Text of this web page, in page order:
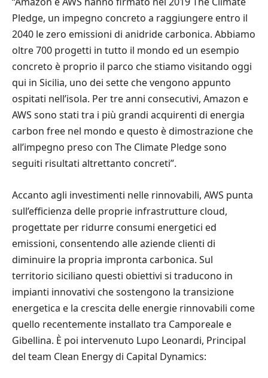
Pledge, un impegno concreto a raggiungere entro il
2040 le zero emissioni di anidride carbonica. Abbiamo
oltre 700 progetti in tutto il mondo ed un esempio
concreto è proprio il parco che stiamo visitando oggi
qui in Sicilia, uno dei sette che vengono appunto
ospitati nell’isola. Per tre anni consecutivi, Amazon e
AWS sono stati tra i più grandi acquirenti di energia
carbon free nel mondo e questo è dimostrazione che
all’impegno preso con The Climate Pledge sono
seguiti risultati altrettanto concreti”.
Accanto agli investimenti nelle rinnovabili, AWS punta
sull’efficienza delle proprie infrastrutture cloud,
progettate per ridurre consumi energetici ed
emissioni, consentendo alle aziende clienti di
diminuire la propria impronta carbonica. Sul
territorio siciliano questi obiettivi si traducono in
impianti innovativi che sostengono la transizione
energetica e la crescita delle energie rinnovabili come
quello recentemente installato tra Camporeale e
Gibellina. È poi intervenuto Lupo Leonardi, Principal
del team Clean Energy di Capital Dynamics: